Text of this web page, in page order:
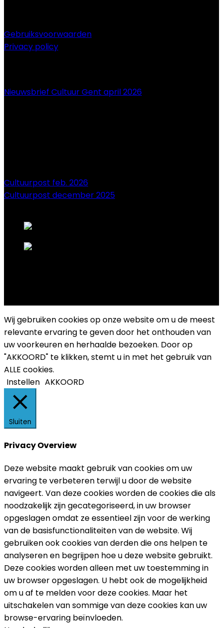
Gebruiksvoorwaarden
Privacy policy
Nieuwsbrief Cultuur Gent april 2026
Cultuurpost feb. 2026
Cultuurpost december 2025
Wij gebruiken cookies op onze website om u de meest
relevante ervaring te geven door het onthouden van
uw voorkeuren en herhaalde bezoeken. Door op
"AKKOORD" te klikken, stemt u in met het gebruik van
ALLE cookies.
Instellen AKKOORD
Sluiten
Privacy Overview
Deze website maakt gebruik van cookies om uw
ervaring te verbeteren terwijl u door de website
navigeert. Van deze cookies worden de cookies die als
noodzakelijk zijn gecategoriseerd, in uw browser
opgeslagen omdat ze essentieel zijn voor de werking
van de basisfunctionaliteiten van de website. Wij
gebruiken ook cookies van derden die ons helpen te
analyseren en begrijpen hoe u deze website gebruikt.
Deze cookies worden alleen met uw toestemming in
uw browser opgeslagen. U hebt ook de mogelijkheid
om u af te melden voor deze cookies. Maar het
uitschakelen van sommige van deze cookies kan uw
browse-ervaring beïnvloeden.